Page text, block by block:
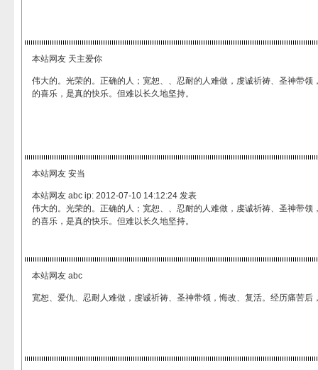
本站网友 天主爱你
伟大的。光荣的。正确的人；宽恕、、忍耐的人难做，虔诚祈祷、圣神带领
的喜乐，是真的快乐。但难以长久地坚持。
本站网友 安当
本站网友 abc ip: 2012-07-10 14:12:24 发表
伟大的。光荣的。正确的人；宽恕、、忍耐的人难做，虔诚祈祷、圣神带领
的喜乐，是真的快乐。但难以长久地坚持。
本站网友 abc
宽恕、爱仇、忍耐人难做，虔诚祈祷、圣神带领，悔改、复活。经历痛苦后